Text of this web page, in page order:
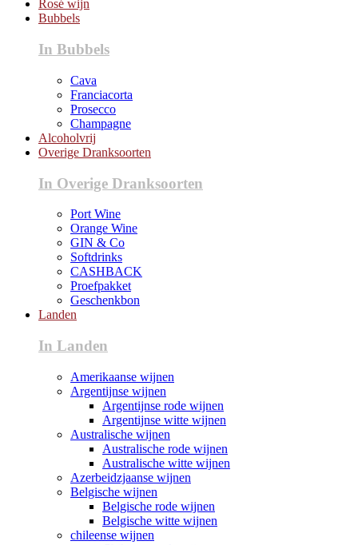
Rosé wijn
Bubbels
In Bubbels
Cava
Franciacorta
Prosecco
Champagne
Alcoholvrij
Overige Dranksoorten
In Overige Dranksoorten
Port Wine
Orange Wine
GIN & Co
Softdrinks
CASHBACK
Proefpakket
Geschenkbon
Landen
In Landen
Amerikaanse wijnen
Argentijnse wijnen
Argentijnse rode wijnen
Argentijnse witte wijnen
Australische wijnen
Australische rode wijnen
Australische witte wijnen
Azerbeidzjaanse wijnen
Belgische wijnen
Belgische rode wijnen
Belgische witte wijnen
chileense wijnen